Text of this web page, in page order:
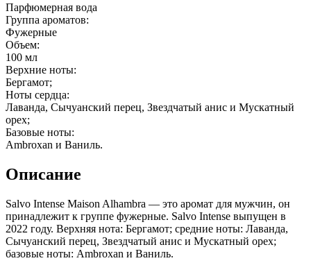
Парфюмерная вода
Группа ароматов:
Фужерные
Объем:
100 мл
Верхние ноты:
Бергамот;
Ноты сердца:
Лаванда, Сычуанский перец, Звездчатый анис и Мускатный
орех;
Базовые ноты:
Ambroxan и Ваниль.
Описание
Salvo Intense Maison Alhambra — это аромат для мужчин, он
принадлежит к группе фужерные. Salvo Intense выпущен в
2022 году. Верхняя нота: Бергамот; средние ноты: Лаванда,
Сычуанский перец, Звездчатый анис и Мускатный орех;
базовые ноты: Ambroxan и Ваниль.